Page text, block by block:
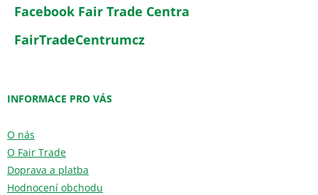
Facebook Fair Trade Centra
FairTradeCentrumcz
INFORMACE PRO VÁS
O nás
O Fair Trade
Doprava a platba
Hodnocení obchodu